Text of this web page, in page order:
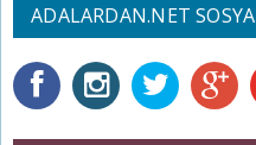
ADALARDAN.NET